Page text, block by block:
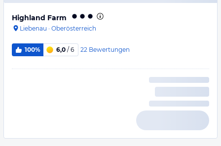
Highland Farm
Liebenau · Oberösterreich
100% 6,0 / 6 22 Bewertungen